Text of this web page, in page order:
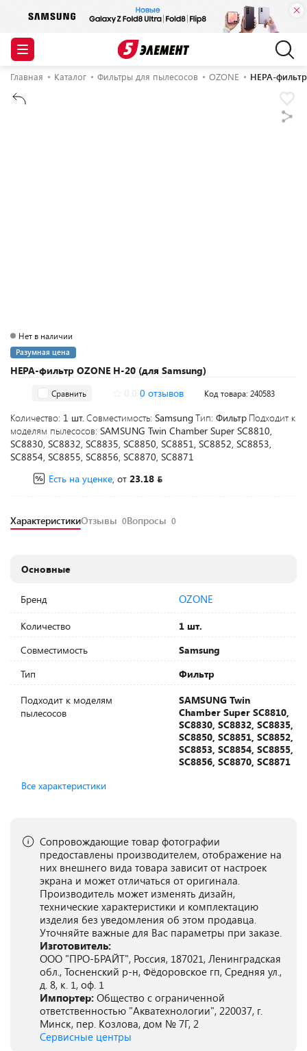
Главная Каталог Фильтры для пылесосов OZONE HEPA-
HEPA-фильтр OZONE H-20 (для Samsung)
Нет в наличии
Разумная цена
Сравнить 0 отзывов Код товара: 240583
Количество: 1 шт.Совместимость: SamsungТип: Фильтр Подходит к
моделям пылесосов: SAMSUNG Twin Chamber Super SC8810,
SC8830, SC8832, SC8835, SC8850, SC8851, SC8852, SC8853,
SC8854, SC8855, SC8856, SC8870, SC8871
Есть на уценке, от 23.18
ХарактеристикиОтзывы 0Вопросы 0
Основные
Бренд OZONE
Количество
1 шт.
Совместимость
Samsung
Тип
Фильтр
Подходит к моделям
пылесосов
SAMSUNG Twin
Chamber Super SC8810,
SC8830, SC8832, SC8835,
SC8850, SC8851, SC8852,
SC8853, SC8854, SC8855,
SC8856, SC8870, SC8871
Все характеристики
Сопровождающие товар фотографии
предоставлены производителем, отображение на
них внешнего вида товара зависит от настроек
экрана и может отличаться от оригинала.
Производитель может изменять дизайн,
технические характеристики и комплектацию
изделия без уведомления об этом продавца.
Уточняйте важные для Вас параметры при заказе.
Изготовитель:
ООО "ПРО-БРАЙТ", Россия, 187021, Ленинградская
обл., Тосненский р-н, Фёдоровское гп, Средняя ул.,
д. 8, к. 1, оф. 1
Импортер: Общество с ограниченной
ответственностью "Акватехнологии", 220037, г.
Минск, пер. Козлова, дом № 7Г, 2
Сервисные центры